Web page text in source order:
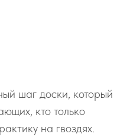
шаг доски, который
кто только
на гвоздях.